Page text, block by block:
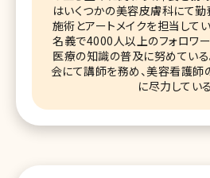
はいくつかの美容皮膚科にて
施術とアートメイクを担当して
名義で4000人以上のフォロワ
医療の知識の普及に努めている
会にて講師を務め、美容看護
に尽力してい